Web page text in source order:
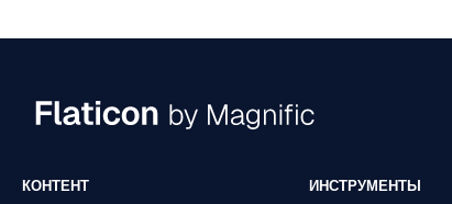
КОНТЕНТ ИНСТРУМЕНТЫ